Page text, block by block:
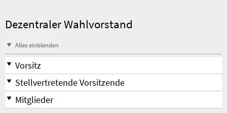
Dezentraler Wahlvorstand
Alles einblenden
Vorsitz
Stellvertretende Vorsitzende
Mitglieder